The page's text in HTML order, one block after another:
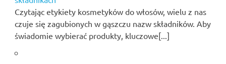
Czytając etykiety kosmetyków do włosów, wielu z nas
czuje się zagubionych w gąszczu nazw składników. Aby
świadomie wybierać produkty, kluczowe[...]